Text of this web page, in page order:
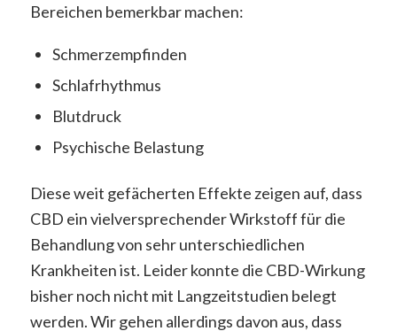
Bereichen bemerkbar machen:
Schmerzempfinden
Schlafrhythmus
Blutdruck
Psychische Belastung
Diese weit gefächerten Effekte zeigen auf, dass
CBD ein vielversprechender Wirkstoff für die
Behandlung von sehr unterschiedlichen
Krankheiten ist. Leider konnte die CBD-Wirkung
bisher noch nicht mit Langzeitstudien belegt
werden. Wir gehen allerdings davon aus, dass